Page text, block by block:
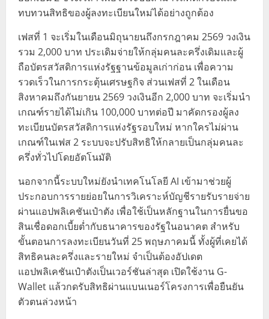
ทบทวนสิทธิของผู้ลงทะเบียนใหม่ได้อย่างถูกต้อง
เฟสที่ 1 จะเริ่มในเดือนมิถุนายนถึงกรกฎาคม 2569 วงเงิน
รวม 2,000 บาท ประเดิมจ่ายให้กลุ่มคนละครึ่งเดิมและผู้
ถือบัตรสวัสดิการแห่งรัฐฐานข้อมูลเก่าก่อน เพื่อความ
รวดเร็วในการกระตุ้นเศรษฐกิจ ส่วนเฟสที่ 2 ในเดือน
สิงหาคมถึงกันยายน 2569 วงเงินอีก 2,000 บาท จะเริ่มนำ
เกณฑ์รายได้ไม่เกิน 100,000 บาทต่อปี มาคัดกรองผู้ลง
ทะเบียนบัตรสวัสดิการแห่งรัฐรอบใหม่ หากใครไม่ผ่าน
เกณฑ์ในเฟส 2 ระบบจะปรับสิทธิให้กลายเป็นกลุ่มคนละ
ครึ่งทั่วไปโดยอัตโนมัติ
นอกจากนี้ระบบใหม่ยังนำเทคโนโลยี AI เข้ามาช่วยผู้
ประกอบการรายย่อยในการวิเคราะห์บัญชีรายรับรายจ่าย
ผ่านแอปพลิเคชันเป๋าตัง เพื่อใช้เป็นหลักฐานในการยื่นขอ
สินเชื่อดอกเบี้ยต่ำกับธนาคารของรัฐในอนาคต สำหรับ
ขั้นตอนการลงทะเบียนวันที่ 25 พฤษภาคมนี้ ทั้งผู้ที่เคยได้
สิทธิคนละครึ่งและรายใหม่ จำเป็นต้องอัปเดต
แอปพลิเคชันเป๋าตังเป็นเวอร์ชันล่าสุด เปิดใช้งาน G-
Wallet แล้วกดรับสิทธิผ่านแบนเนอร์โครงการเพื่อยืนยัน
ตัวตนล่วงหน้า